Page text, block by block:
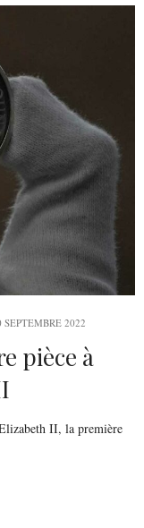
SEPTEMBRE 2022
pièce à
II, la première